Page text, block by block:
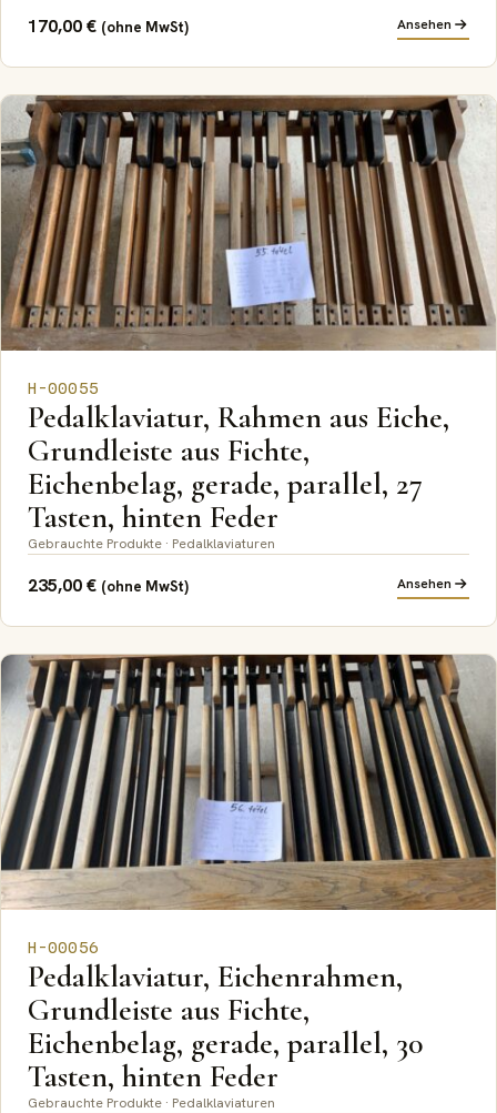
170,00€ (ohne MwSt) Ansehen
H-00055
Pedalklaviatur, Rahmen aus Eiche,
Grundleiste aus Fichte,
Eichenbelag, gerade, parallel, 27
Tasten, hinten Feder
Gebrauchte Produkte · Pedalklaviaturen
235,00€ (ohne MwSt) Ansehen
H-00056
Pedalklaviatur, Eichenrahmen,
Grundleiste aus Fichte,
Eichenbelag, gerade, parallel, 30
Tasten, hinten Feder
Gebrauchte Produkte · Pedalklaviaturen